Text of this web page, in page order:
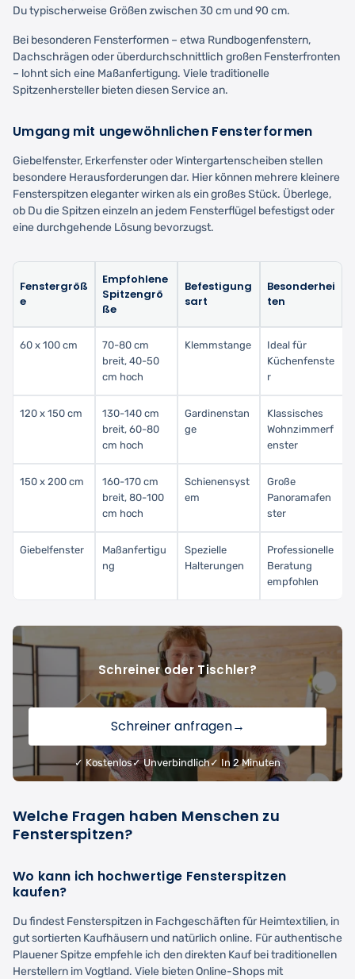
Du typischerweise Größen zwischen 30 cm und 90 cm.
Bei besonderen Fensterformen – etwa Rundbogenfenstern,
Dachschrägen oder überdurchschnittlich großen Fensterfronten
– lohnt sich eine Maßanfertigung. Viele traditionelle
Spitzenhersteller bieten diesen Service an.
Umgang mit ungewöhnlichen Fensterformen
Giebelfenster, Erkerfenster oder Wintergartenscheiben stellen
besondere Herausforderungen dar. Hier können mehrere kleinere
Fensterspitzen eleganter wirken als ein großes Stück. Überlege,
ob Du die Spitzen einzeln an jedem Fensterflügel befestigst oder
eine durchgehende Lösung bevorzugst.
Fenstergröß
e
Empfohlene
Spitzengrö
ße
Befestigung
sart
Besonderhei
ten
60 x 100 cm
70-80 cm
breit, 40-50
cm hoch
Klemmstange
Ideal für
Küchenfenste
r
120 x 150 cm
130-140 cm
breit, 60-80
cm hoch
Gardinenstan
ge
Klassisches
Wohnzimmerf
enster
150 x 200 cm
160-170 cm
breit, 80-100
cm hoch
Schienensyst
em
Große
Panoramafen
ster
Giebelfenster
Maßanfertigu
ng
Spezielle
Halterungen
Professionelle
Beratung
empfohlen
Schreiner oder Tischler?
Schreiner anfragen→
✓ Kostenlos✓ Unverbindlich✓ In 2 Minuten
Welche Fragen haben Menschen zu
Fensterspitzen?
Wo kann ich hochwertige Fensterspitzen
kaufen?
Du findest Fensterspitzen in Fachgeschäften für Heimtextilien, in
gut sortierten Kaufhäusern und natürlich online. Für authentische
Plauener Spitze empfehle ich den direkten Kauf bei traditionellen
Herstellern im Vogtland. Viele bieten Online-Shops mit